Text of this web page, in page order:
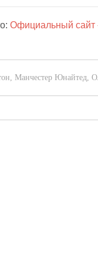
Официальный сайт
, Манчестер Юнайтед,